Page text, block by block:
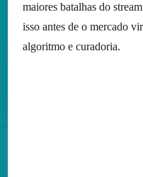
maiores batalhas do
isso antes de o mercado
algoritmo e curadoria.